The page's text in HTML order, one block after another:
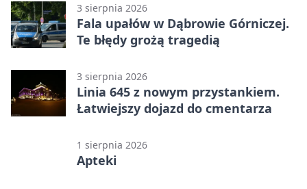
3 sierpnia 2026
Fala upałów w Dąbrowie Górniczej.
Te błędy grożą tragedią
3 sierpnia 2026
Linia 645 z nowym przystankiem.
Łatwiejszy dojazd do cmentarza
1 sierpnia 2026
Apteki